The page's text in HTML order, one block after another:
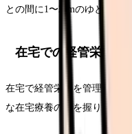
との間に1〜2cmのゆとりが
在宅での経管栄養管
在宅で経管栄養を管理する
な在宅療養の鍵を握ります。